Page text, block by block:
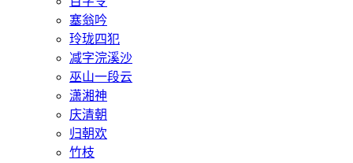
塞翁吟
玲珑四犯
减字浣溪沙
巫山一段云
潇湘神
庆清朝
归朝欢
竹枝